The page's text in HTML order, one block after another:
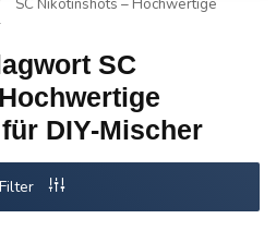
SC Nikotinshots – Hochwertige
SC
DIY-Mischer
Filter